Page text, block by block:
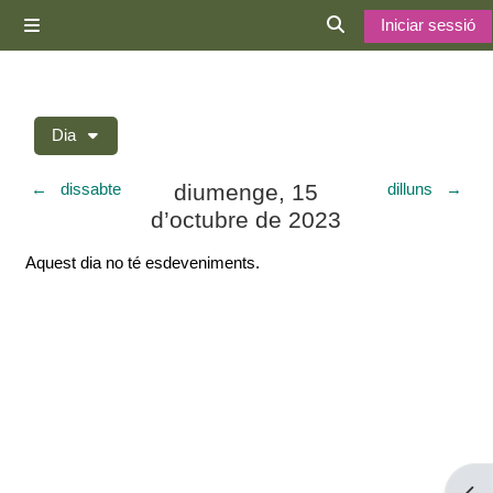
Commuta l'entrada
Iniciar sessió
Dia
← dissabte
diumenge, 15
d’octubre de 2023
dilluns →
Aquest dia no té esdeveniments.